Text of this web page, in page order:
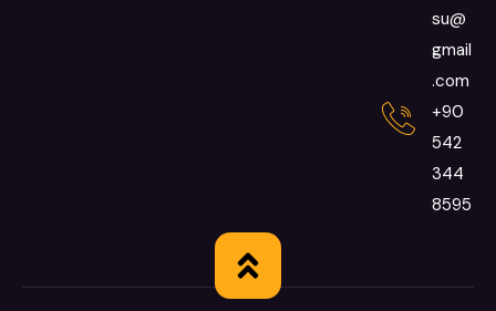
su@
gmail
.com
+90
542
344
8595